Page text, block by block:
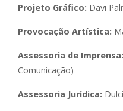
Projeto Gráfico: Davi
Provocação Artística:
Assessoria de Imprensa:
Comunicação)
Assessoria Jurídica: